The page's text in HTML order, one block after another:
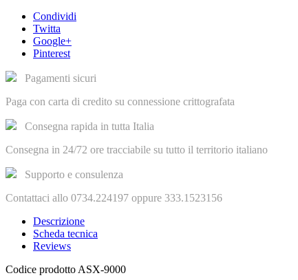
Condividi
Twitta
Google+
Pinterest
Pagamenti sicuri
Paga con carta di credito su connessione crittografata
Consegna rapida in tutta Italia
Consegna in 24/72 ore tracciabile su tutto il territorio italiano
Supporto e consulenza
Contattaci allo 0734.224197 oppure 333.1523156
Descrizione
Scheda tecnica
Reviews
Codice prodottoASX-9000